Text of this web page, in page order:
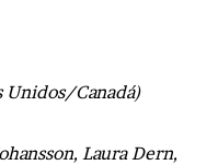
Unidos/Canadá)
Laura Dern,